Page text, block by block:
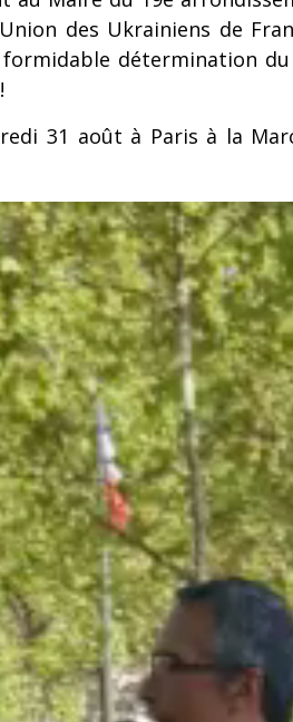
des Ukrainiens de
détermination
31 août à Paris à la